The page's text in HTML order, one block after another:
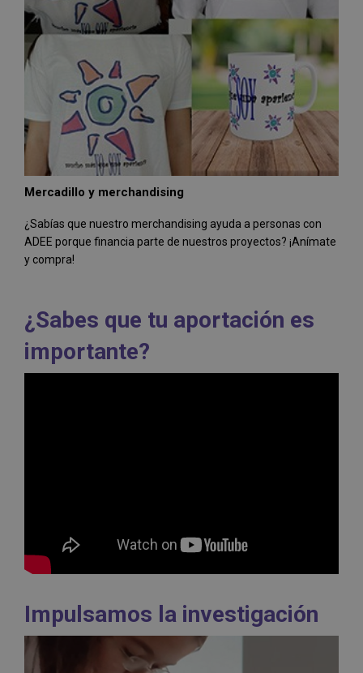
Mercadillo y merchandising
¿Sabías que nuestro merchandising ayuda a personas con
ADEE porque financia parte de nuestros proyectos? ¡Anímate
y compra!
¿Sabes que tu aportación es
importante?
Impulsamos la investigación